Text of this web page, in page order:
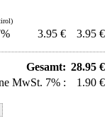
3.95 € 3.95 €
Gesamt: 28.95 €
MwSt. 7% :
1.90 €